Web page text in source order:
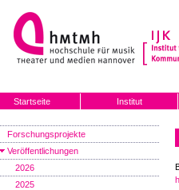
Startseite Institut
Forschungsprojekte
Veröffentlichungen
2026
2025